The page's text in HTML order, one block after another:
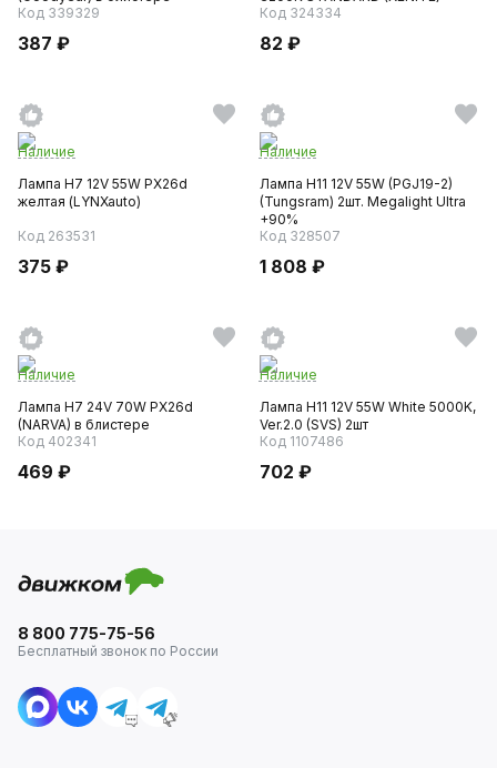
Код 339329
387 ₽
Код 324334
82 ₽
Наличие
Лампа H7 12V 55W PX26d
желтая (LYNXauto)
Код 263531
375 ₽
Наличие
Лампа H11 12V 55W (PGJ19-2)
(Tungsram) 2шт. Megalight Ultra
+90%
Код 328507
1 808 ₽
Наличие
Лампа H7 24V 70W PX26d
(NARVA) в блистере
Код 402341
469 ₽
Наличие
Лампа H11 12V 55W White 5000K,
Ver.2.0 (SVS) 2шт
Код 1107486
702 ₽
8 800 775-75-56
Бесплатный звонок по России